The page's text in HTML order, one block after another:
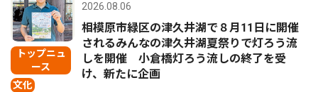
トップニュ
ース
文化
2026.08.06
相模原市緑区の津久井湖で８月11日に開催
されるみんなの津久井湖夏祭りで灯ろう流
しを開催 小倉橋灯ろう流しの終了を受
け、新たに企画